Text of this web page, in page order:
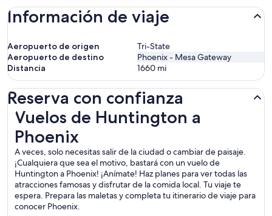
Información de viaje
Aeropuerto de origen
Tri-State
Aeropuerto de destino
Phoenix - Mesa Gateway
Distancia
1660 mi
Reserva con confianza
Vuelos de Huntington a
Phoenix
A veces, solo necesitas salir de la ciudad o cambiar de paisaje.
¡Cualquiera que sea el motivo, bastará con un vuelo de
Huntington a Phoenix! ¡Anímate! Haz planes para ver todas las
atracciones famosas y disfrutar de la comida local. Tu viaje te
espera. Prepara las maletas y completa tu itinerario de viaje para
conocer Phoenix.
Vuelos de Huntington a Phoenix